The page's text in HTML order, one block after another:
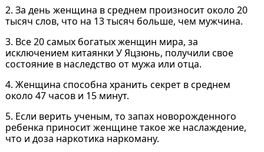
2. За день женщина в среднем произносит около 20
тысяч слов, что на 13 тысяч больше, чем мужчина.
3. Все 20 самых богатых женщин мира, за
исключением китаянки У Яцзюнь, получили свое
состояние в наследство от мужа или отца.
4. Женщина способна хранить секрет в среднем
около 47 часов и 15 минут.
5. Если верить ученым, то запах новорожденного
ребенка приносит женщине такое же наслаждение,
что и доза наркотика наркоману.